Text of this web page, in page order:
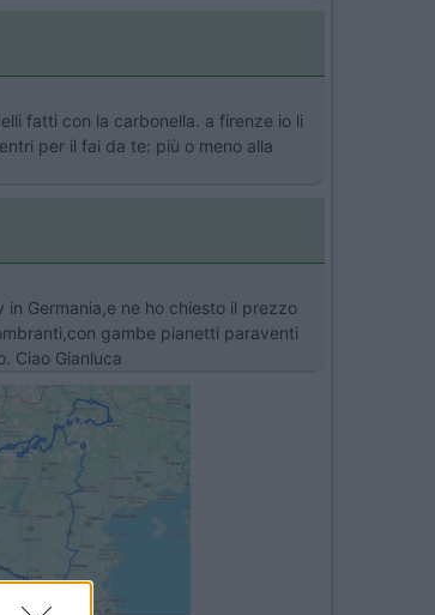
fatti con la carbonella. a firenze io li
per il fai da te: più o meno alla
Germania,e ne ho chiesto il prezzo
gambe pianetti paraventi
Ciao Gianluca